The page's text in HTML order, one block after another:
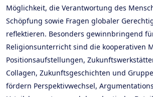
Möglichkeit, die Verantwortung des
Schöpfung sowie Fragen globaler
reflektieren. Besonders gewinnbringend
Religionsunterricht sind die kooperativen
Positionsaufstellungen,
Collagen, Zukunftsgeschichten und
fördern Perspektivwechsel,